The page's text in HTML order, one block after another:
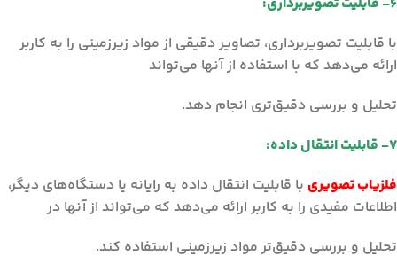
با قابلیت تصویربرداری، تصاویر دقیقی از مواد زیرزمینی را به کاربر
ارائه می‌دهد که با استفاده از آنها می‌تواند
تحلیل و بررسی دقیق‌تری انجام دهد.
۷- قابلیت انتقال داده:
فلزیاب تصویری با قابلیت انتقال داده به رایانه یا دستگاه‌های دیگر،
اطلاعات مفیدی را به کاربر ارائه می‌دهد که می‌تواند از آنها در
تحلیل و بررسی دقیق‌تر مواد زیرزمینی استفاده کند.